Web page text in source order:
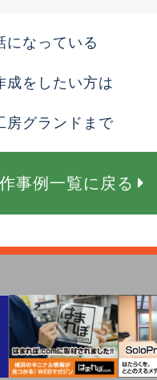
になっている
成をしたい方は
房グランドまで
事例一覧に戻る